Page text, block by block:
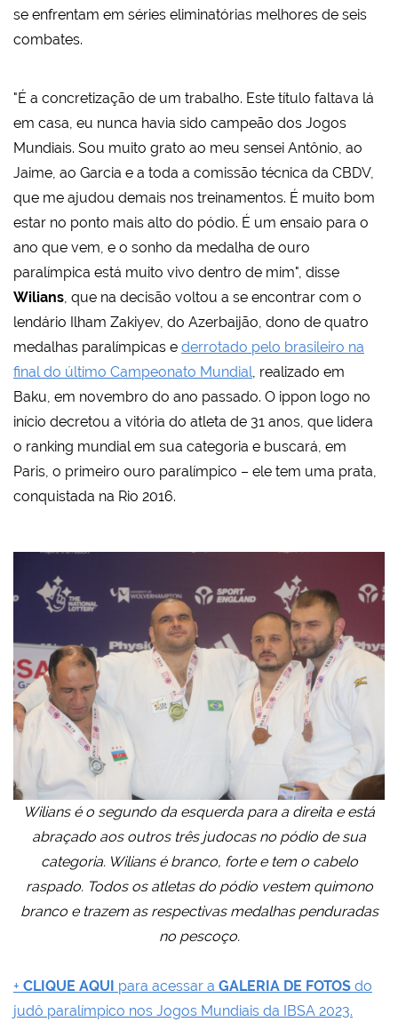
se enfrentam em séries eliminatórias melhores de seis
combates.
"É a concretização de um trabalho. Este título faltava lá
em casa, eu nunca havia sido campeão dos Jogos
Mundiais. Sou muito grato ao meu sensei Antônio, ao
Jaime, ao Garcia e a toda a comissão técnica da CBDV,
que me ajudou demais nos treinamentos. É muito bom
estar no ponto mais alto do pódio. É um ensaio para o
ano que vem, e o sonho da medalha de ouro
paralímpica está muito vivo dentro de mim", disse
Wilians, que na decisão voltou a se encontrar com o
lendário Ilham Zakiyev, do Azerbaijão, dono de quatro
medalhas paralímpicas e derrotado pelo brasileiro na
final do último Campeonato Mundial, realizado em
Baku, em novembro do ano passado. O ippon logo no
início decretou a vitória do atleta de 31 anos, que lidera
o ranking mundial em sua categoria e buscará, em
Paris, o primeiro ouro paralímpico – ele tem uma prata,
conquistada na Rio 2016.
Wilians é o segundo da esquerda para a direita e está
abraçado aos outros três judocas no pódio de sua
categoria. Wilians é branco, forte e tem o cabelo
raspado. Todos os atletas do pódio vestem quimono
branco e trazem as respectivas medalhas penduradas
no pescoço.
+ CLIQUE AQUI para acessar a GALERIA DE FOTOS do
judô paralímpico nos Jogos Mundiais da IBSA 2023.